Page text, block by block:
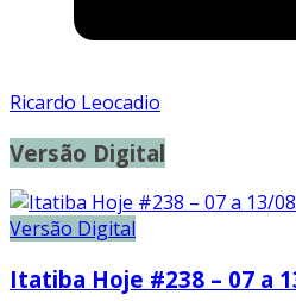
Ricardo Leocadio
Versão Digital
Versão Digital
Itatiba Hoje #238 – 07 a